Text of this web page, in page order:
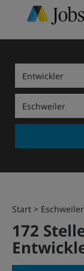
Start Eschweiler
172